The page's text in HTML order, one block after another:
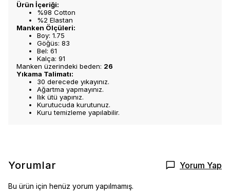
Ürün İçeriği:
%98 Cotton
%2 Elastan
Manken Ölçüleri:
Boy: 1.75
Göğüs: 83
Bel: 61
Kalça: 91
Manken üzerindeki beden: 26
Yıkama Talimatı:
30 derecede yıkayınız.
Ağartma yapmayınız.
Ilık ütü yapınız.
Kurutucuda kurutunuz.
Kuru temizleme yapılabilir.
Yorumlar Yorum Yap
Bu ürün için henüz yorum yapılmamış.